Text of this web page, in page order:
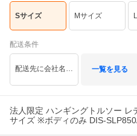
Sサイズ Mサイズ
配送条件
配送先に会社名企業名を記入する 一覧を見る
法人限定 ハンギングトルソー レ
サイズ ※ボディのみ DIS-